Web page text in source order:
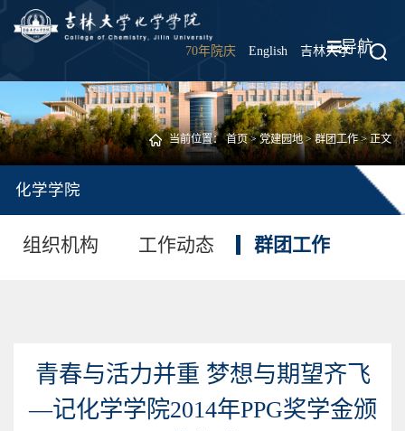
70年院庆 English 吉林大学 |
导航
当前位置：首页>党建园地>群团工作> 正文
化学学院
组织机构 工作动态 群团工作
青春与活力并重 梦想与期望齐飞
—记化学学院2014年PPG奖学金颁